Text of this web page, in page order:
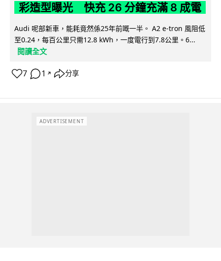
彩造型曝光 快充 26 分鐘充滿 8 成電
Audi 呢部新車，能耗竟然係25年前嘅一半。 A2 e-tron 風阻低
至0.24，每百公里只需12.8 kWh，一度電行到7.8公里。6...
閱讀全文
7 1 ↗ 分享
ADVERTISEMENT